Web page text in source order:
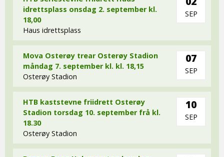
idrettsplass onsdag 2. september kl.
18,00
Haus idrettsplass
SEP
Mova Osterøy trear Osterøy Stadion
måndag 7. september kl. kl. 18,15
Osterøy Stadion
07
SEP
HTB kaststevne friidrett Osterøy
Stadion torsdag 10. september frå kl.
18.30
Osterøy Stadion
10
SEP